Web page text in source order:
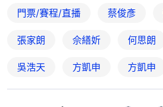
門票/賽程/直播 蔡俊彥
張家朗 佘繕妡 何思朗
吳浩天 方凱申 方凱申